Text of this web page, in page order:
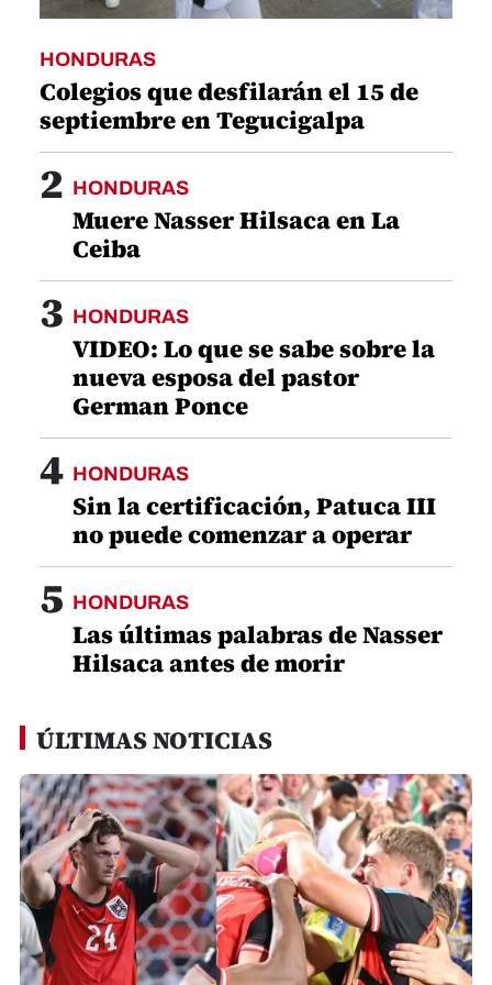
1
HONDURAS
Colegios que desfilarán el 15 de
septiembre en Tegucigalpa
2 HONDURAS
Muere Nasser Hilsaca en La
Ceiba
3 HONDURAS
VIDEO: Lo que se sabe sobre la
nueva esposa del pastor
German Ponce
4 HONDURAS
Sin la certificación, Patuca III
no puede comenzar a operar
5 HONDURAS
Las últimas palabras de Nasser
Hilsaca antes de morir